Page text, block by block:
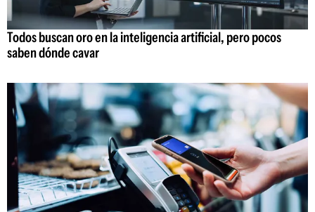
Todos buscan oro en la inteligencia artificial, pero pocos
saben dónde cavar